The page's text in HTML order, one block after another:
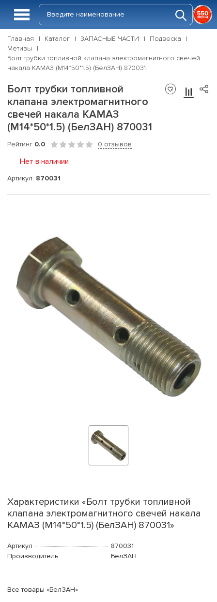
Главная Каталог ЗАПАСНЫЕ ЧАСТИ
Подвеска
Метизы
Болт трубки топливной клапана электромагнитного свечей
накала КАМАЗ (М14*50*1.5) (БелЗАН) 870031
Болт трубки топливной
клапана электромагнитного
свечей накала КАМАЗ
(М14*50*1.5) (БелЗАН) 870031
Рейтинг 0.0 0 отзывов
Нет в наличии
Артикул: 870031
Характеристики «Болт трубки топливной
клапана электромагнитного свечей накала
КАМАЗ (М14*50*1.5) (БелЗАН) 870031»
Артикул
870031
Производитель
БелЗАН
Все товары «БелЗАН»